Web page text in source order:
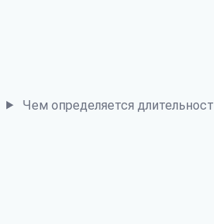
Чем определяется